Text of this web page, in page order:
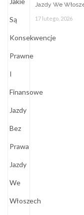
Jazdy We
17 lutego, 2026